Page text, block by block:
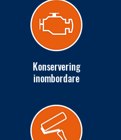
Konservering
inombordare